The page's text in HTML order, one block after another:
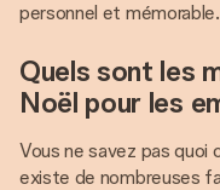
personnel et mémorable.
Quels sont les
Noël pour les
Vous ne savez pas quoi
existe de nombreuses